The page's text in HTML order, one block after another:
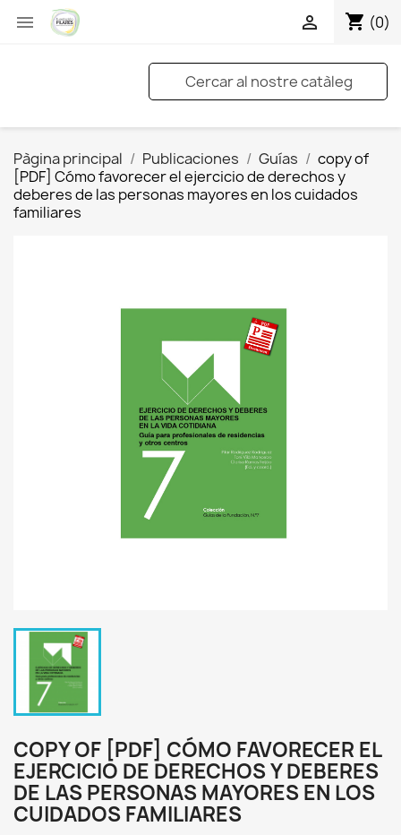
 shopping_cart (0)

Pàgina principal Publicaciones Guías
copy of
[PDF] Cómo favorecer el ejercicio de derechos y
deberes de las personas mayores en los cuidados
familiares
COPY OF [PDF] CÓMO FAVORECER EL
EJERCICIO DE DERECHOS Y DEBERES
DE LAS PERSONAS MAYORES EN LOS
CUIDADOS FAMILIARES